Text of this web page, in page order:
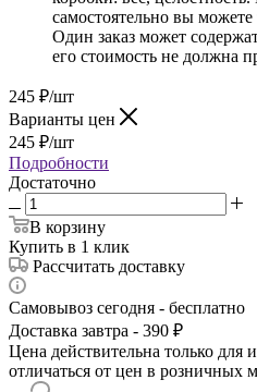
самостоятельно вы можете
Один заказ может
его стоимость не должна
245 ₽/шт
Варианты цен
245 ₽/шт
Подробности
Достаточно
В корзину
Купить в 1 клик
Рассчитать доставку
Самовывоз сегодня - бесплатно
Доставка завтра - 390 ₽
Цена действительна только для
отличаться от цен в розничных